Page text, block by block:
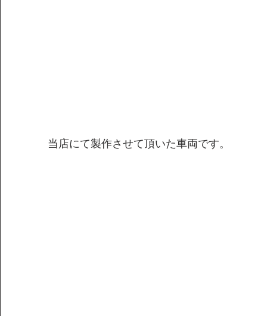
当店にて製作させて頂いた車両です。